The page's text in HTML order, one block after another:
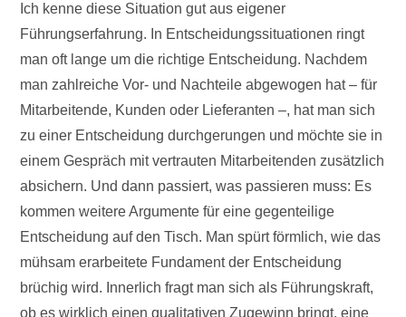
Ich kenne diese Situation gut aus eigener
Führungserfahrung. In Entscheidungssituationen ringt
man oft lange um die richtige Entscheidung. Nachdem
man zahlreiche Vor- und Nachteile abgewogen hat – für
Mitarbeitende, Kunden oder Lieferanten –, hat man sich
zu einer Entscheidung durchgerungen und möchte sie in
einem Gespräch mit vertrauten Mitarbeitenden zusätzlich
absichern. Und dann passiert, was passieren muss: Es
kommen weitere Argumente für eine gegenteilige
Entscheidung auf den Tisch. Man spürt förmlich, wie das
mühsam erarbeitete Fundament der Entscheidung
brüchig wird. Innerlich fragt man sich als Führungskraft,
ob es wirklich einen qualitativen Zugewinn bringt, eine